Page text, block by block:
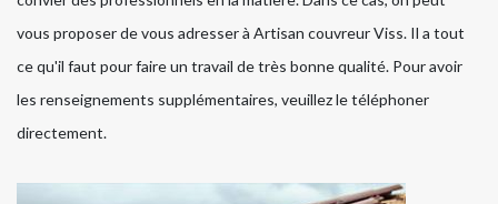
vous proposer de vous adresser à Artisan couvreur Viss. Il a tout
ce qu'il faut pour faire un travail de très bonne qualité. Pour avoir
les renseignements supplémentaires, veuillez le téléphoner
directement.